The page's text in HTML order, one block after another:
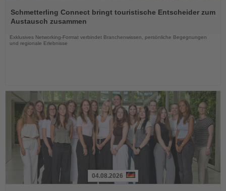
Sie
die
Schmetterling Connect bringt touristische Entscheider zum
Austausch zusammen
Exklusives Networking-Format verbindet Branchenwissen, persönliche Begegnungen
und regionale Erlebnisse
04.08.2026